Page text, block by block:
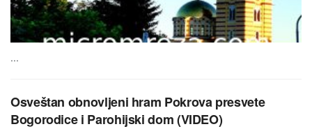
...
Osveštan obnovljeni hram Pokrova presvete
Bogorodice i Parohijski dom (VIDEO)